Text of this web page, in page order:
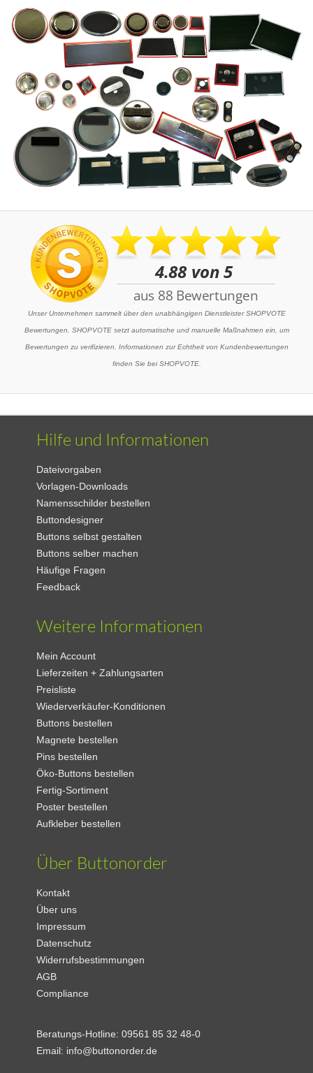
Unser Unternehmen sammelt über den unabhängigen Dienstleister SHOPVOTE
Bewertungen. SHOPVOTE setzt automatische und manuelle Maßnahmen ein, um
Bewertungen zu verifizieren. Informationen zur Echtheit von Kundenbewertungen
finden Sie bei SHOPVOTE.
Hilfe und Informationen
Dateivorgaben
Vorlagen-Downloads
Namensschilder bestellen
Buttondesigner
Buttons selbst gestalten
Buttons selber machen
Häufige Fragen
Feedback
Weitere Informationen
Mein Account
Lieferzeiten + Zahlungsarten
Preisliste
Wiederverkäufer-Konditionen
Buttons bestellen
Magnete bestellen
Pins bestellen
Öko-Buttons bestellen
Fertig-Sortiment
Poster bestellen
Aufkleber bestellen
Über Buttonorder
Kontakt
Über uns
Impressum
Datenschutz
Widerrufsbestimmungen
AGB
Compliance
Beratungs-Hotline:09561 85 32 48-0
Email: info@buttonorder.de